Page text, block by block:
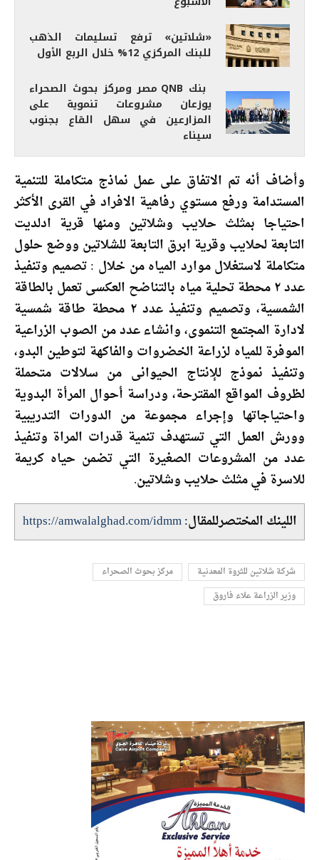
«شلاتين» ترفع تسليمات الذهب
للبنك المركزي 12% خلال الربع الأول
بنك QNB مصر ومركز بحوث الصحراء
يوزعان مشروعات تنموية على
المزارعين في سهل القاع بجنوب
سيناء
وأضاف أنه تم الاتفاق على عمل نماذج متكاملة للتنمية
المستدامة ورفع مستوي رفاهية الافراد في القرى الأكثر
احتياجا بمثلث حلايب وشلاتين ومنها قرية ادلديت
التابعة لحلايب وقرية ابرق التابعة للشلاتين ووضع حلول
متكاملة لاستغلال موارد المياه من خلال : تصميم وتنفيذ
عدد ٢ محطة تحلية مياه بالتناضح العكسى تعمل بالطاقة
الشمسية، وتصميم وتنفيذ عدد ٢ محطة طاقة شمسية
لادارة المجتمع التنموى، وانشاء عدد من الصوب الزراعية
الموفرة للمياه لزراعة الخضروات والفاكهة لتوطين البدو،
وتنفيذ نموذج للإنتاج الحيوانى من سلالات متحملة
لظروف المواقع المقترحة، ودراسة أحوال المرأة البدوية
واحتياجاتها وإجراء مجموعة من الدورات التدريبية
وورش العمل التي تستهدف تنمية قدرات المراة وتنفيذ
عدد من المشروعات الصغيرة التي تضمن حياه كريمة
للاسرة في مثلث حلايب وشلاتين.
اللينك المختصرللمقال:https://amwalalghad.com/idmm
شركة شلاتين للثروة المعدنية
مركز بحوث الصحراء
وزير الزراعة علاء فاروق